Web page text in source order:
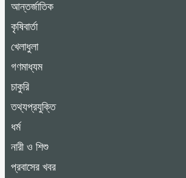
আন্তর্জাতিক
কৃষিবার্তা
খেলাধুলা
গণমাধ্যম
চাকুরি
তথ্যপ্রযুক্তি
ধর্ম
নারী ও শিশু
প্রবাসের খবর